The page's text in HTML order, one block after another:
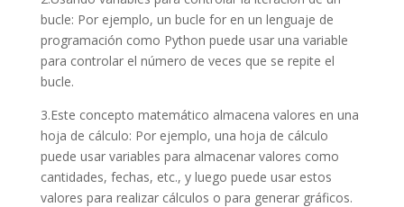
bucle: Por ejemplo, un bucle for en un lenguaje de
programación como Python puede usar una variable
para controlar el número de veces que se repite el
bucle.
3.Este concepto matemático almacena valores en una
hoja de cálculo: Por ejemplo, una hoja de cálculo
puede usar variables para almacenar valores como
cantidades, fechas, etc., y luego puede usar estos
valores para realizar cálculos o para generar gráficos.